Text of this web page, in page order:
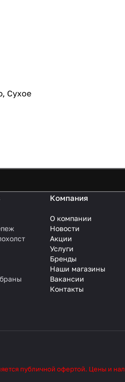
Сухое
Компания
О компании
Новости
Акции
Услуги
Бренды
Наши магазины
Вакансии
Контакты
публичной офертой. Цены и